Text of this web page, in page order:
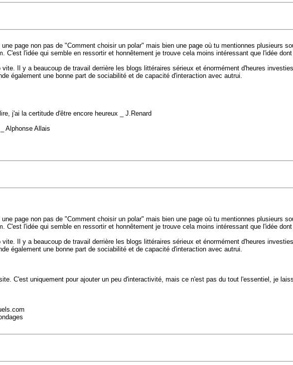
page non pas de "Comment choisir un polar" mais bien une page où tu mentionnes plusieurs
C'est l'idée qui semble en ressortir et honnêtement je trouve cela moins intéressant que l'idée
Il y a beaucoup de travail derrière les blogs littéraires sérieux et énormément d'heures
également une bonne part de sociabilité et de capacité d'interaction avec autrui.
j'ai la certitude d'être encore heureux _ J.Renard
Alphonse Allais
page non pas de "Comment choisir un polar" mais bien une page où tu mentionnes plusieurs
C'est l'idée qui semble en ressortir et honnêtement je trouve cela moins intéressant que l'idée
Il y a beaucoup de travail derrière les blogs littéraires sérieux et énormément d'heures
également une bonne part de sociabilité et de capacité d'interaction avec autrui.
C'est uniquement pour ajouter un peu d'interactivité, mais ce n'est pas du tout l'essentiel, je